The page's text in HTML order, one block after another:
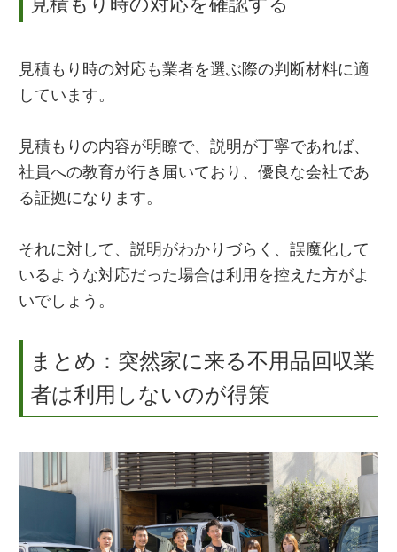
見積もり時の対応も業者を選ぶ際の判断材料に適
しています。
見積もりの内容が明瞭で、説明が丁寧であれば、
社員への教育が行き届いており、優良な会社であ
る証拠になります。
それに対して、説明がわかりづらく、誤魔化して
いるような対応だった場合は利用を控えた方がよ
いでしょう。
まとめ：突然家に来る不用品回収業
者は利用しないのが得策